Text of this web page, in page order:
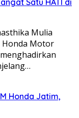
Mulia
Honda Motor
Honda Jatim,